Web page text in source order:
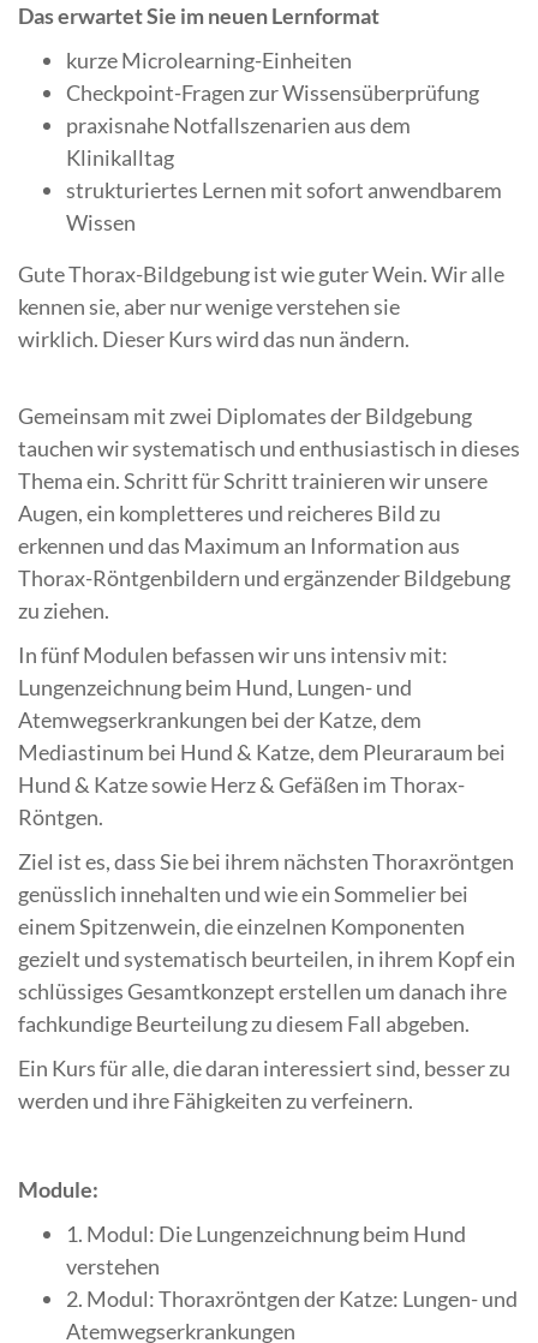
Das erwartet Sie im neuen Lernformat
kurze Microlearning-Einheiten
Checkpoint-Fragen zur Wissensüberprüfung
praxisnahe Notfallszenarien aus dem
Klinikalltag
strukturiertes Lernen mit sofort anwendbarem
Wissen
Gute Thorax-Bildgebung ist wie guter Wein. Wir alle
kennen sie, aber nur wenige verstehen sie
wirklich. Dieser Kurs wird das nun ändern.
Gemeinsam mit zwei Diplomates der Bildgebung
tauchen wir systematisch und enthusiastisch in dieses
Thema ein. Schritt für Schritt trainieren wir unsere
Augen, ein kompletteres und reicheres Bild zu
erkennen und das Maximum an Information aus
Thorax-Röntgenbildern und ergänzender Bildgebung
zu ziehen.
In fünf Modulen befassen wir uns intensiv mit:
Lungenzeichnung beim Hund, Lungen- und
Atemwegserkrankungen bei der Katze, dem
Mediastinum bei Hund & Katze, dem Pleuraraum bei
Hund & Katze sowie Herz & Gefäßen im Thorax-
Röntgen.
Ziel ist es, dass Sie bei ihrem nächsten Thoraxröntgen
genüsslich innehalten und wie ein Sommelier bei
einem Spitzenwein, die einzelnen Komponenten
gezielt und systematisch beurteilen, in ihrem Kopf ein
schlüssiges Gesamtkonzept erstellen um danach ihre
fachkundige Beurteilung zu diesem Fall abgeben.
Ein Kurs für alle, die daran interessiert sind, besser zu
werden und ihre Fähigkeiten zu verfeinern.
Module:
1. Modul: Die Lungenzeichnung beim Hund
verstehen
2. Modul: Thoraxröntgen der Katze: Lungen- und
Atemwegserkrankungen